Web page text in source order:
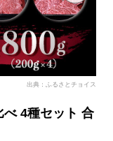
出典：ふるさとチョイス
べ 4種セット 合